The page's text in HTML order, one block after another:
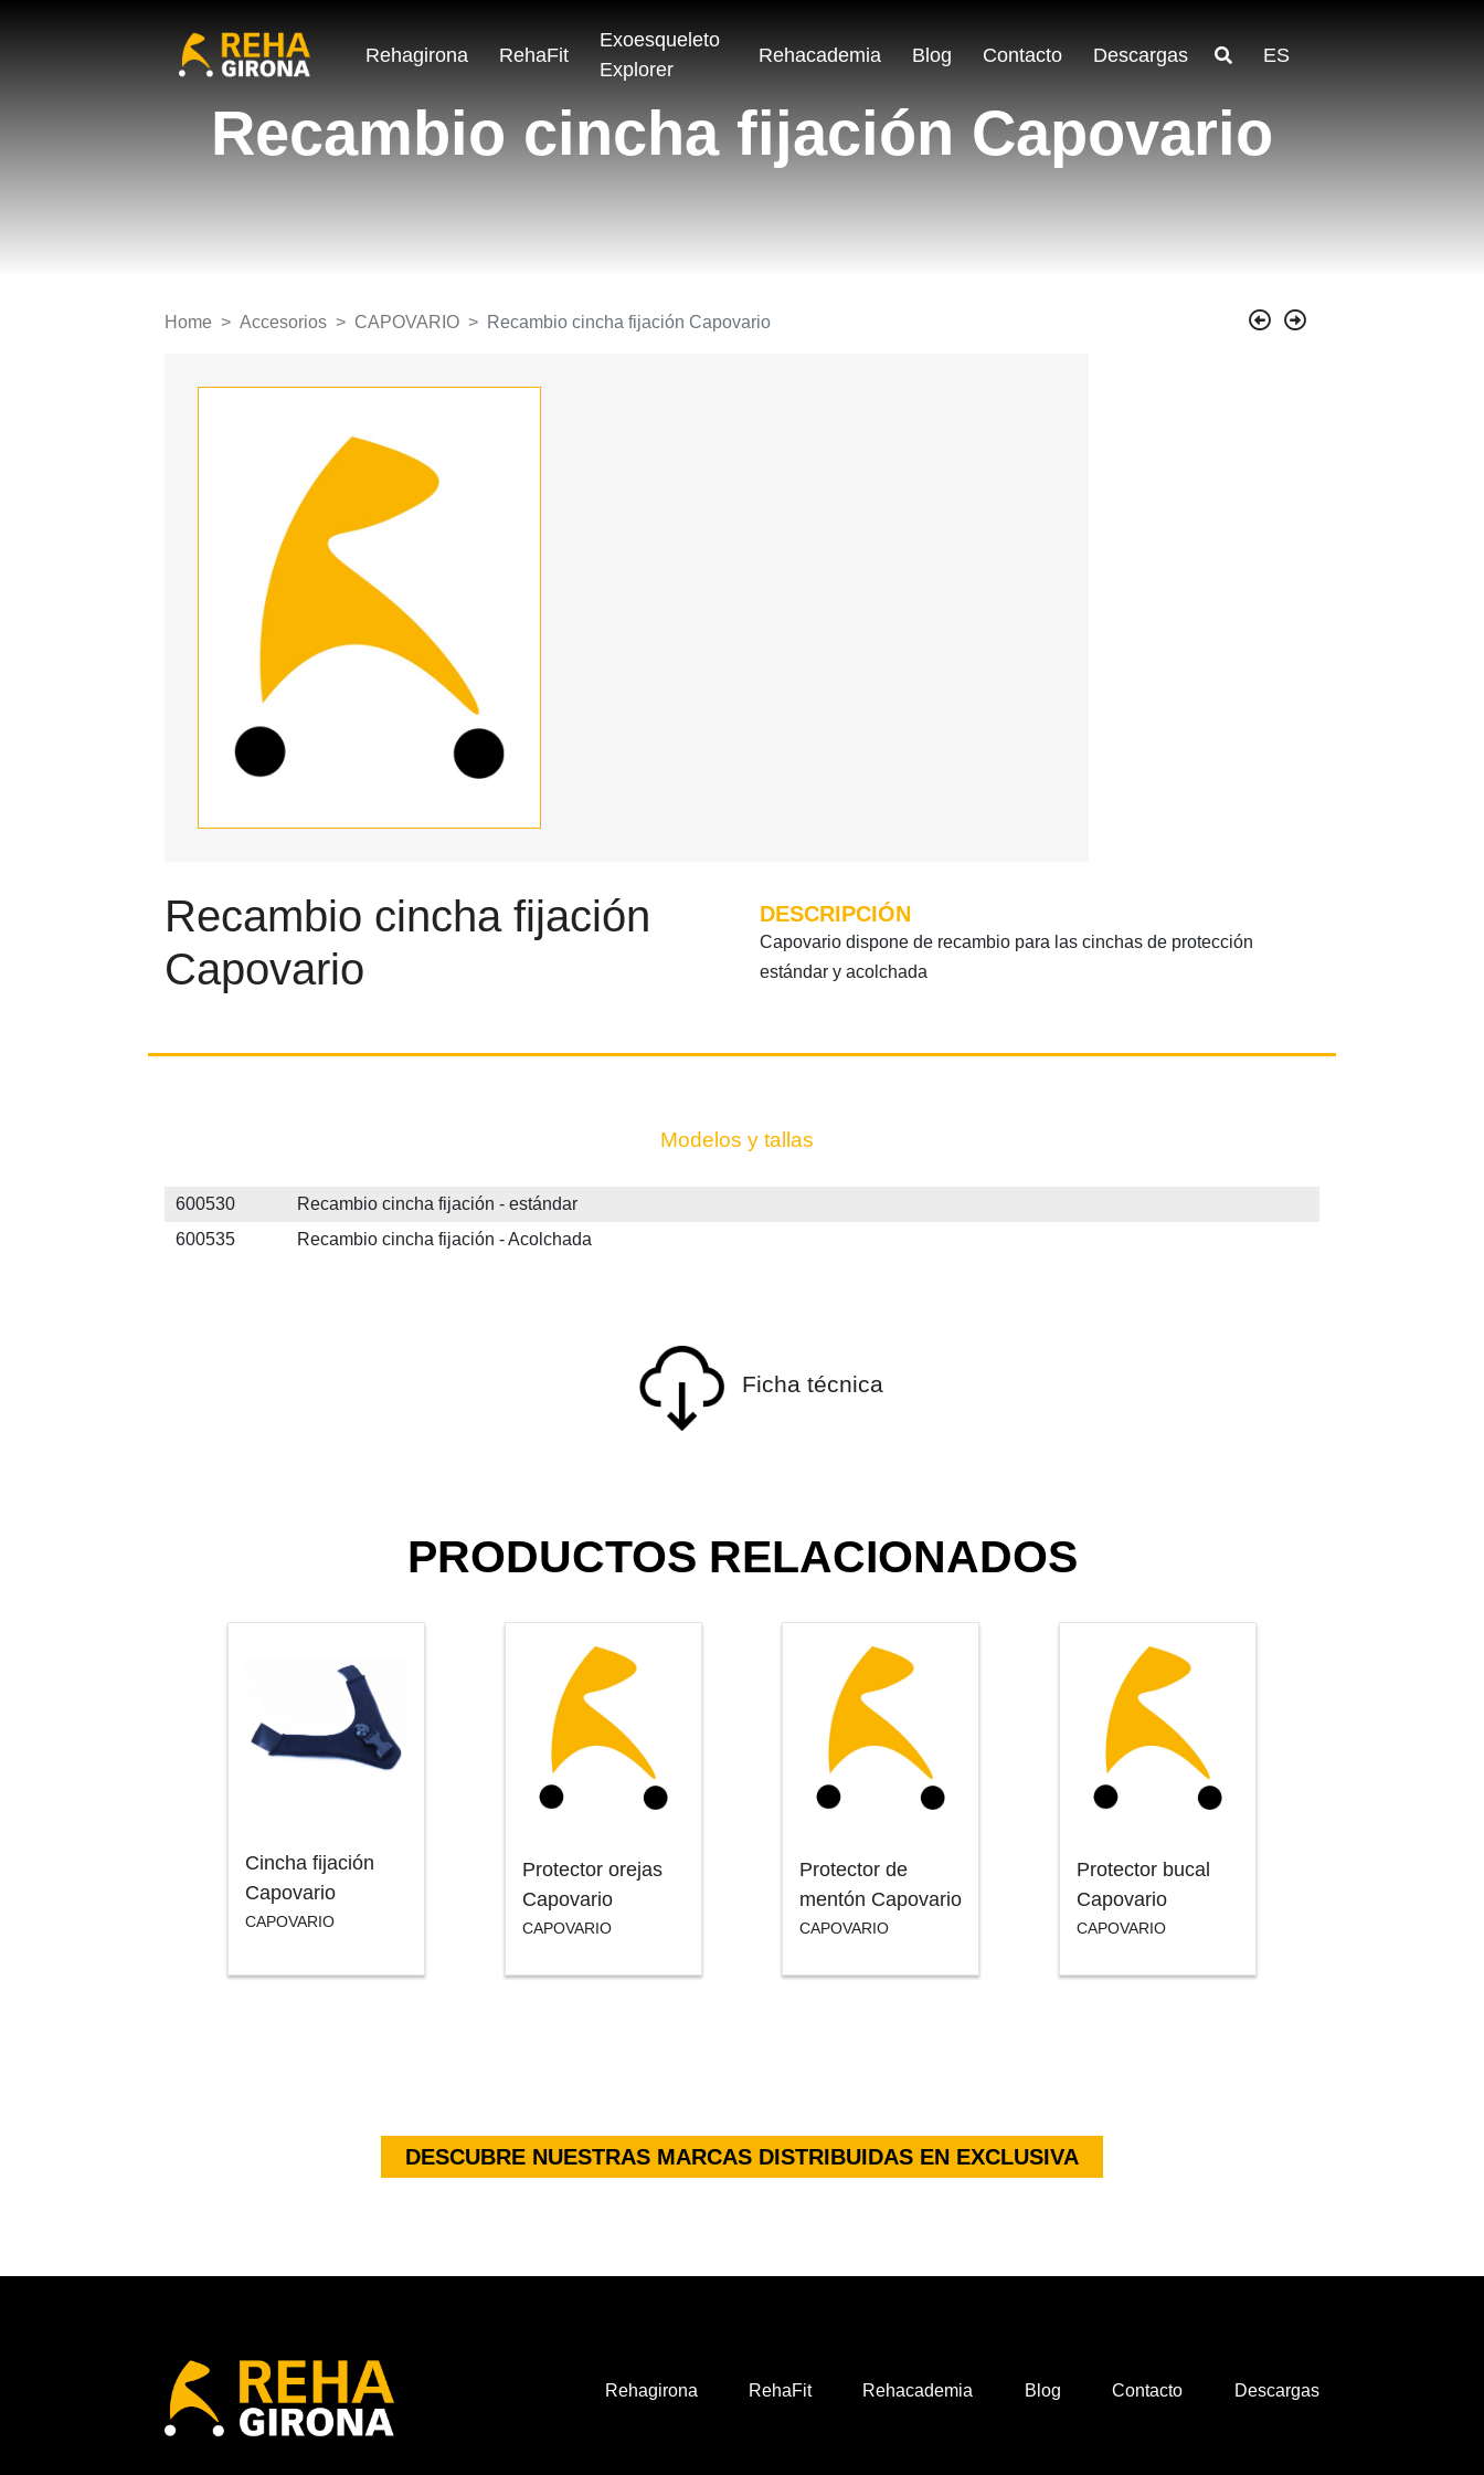
Rehagirona RehaFit
Exoesqueleto
Explorer
Rehacademia Blog Contacto Descargas ES
Recambio cincha fijación Capovario
Home Accesorios CAPOVARIO Recambio cincha fijación Capovario
Recambio cincha fijación
Capovario
DESCRIPCIÓN
Capovario dispone de recambio para las cinchas de protección
estándar y acolchada
Modelos y tallas
600530 Recambio cincha fijación - estándar
600535 Recambio cincha fijación - Acolchada
Ficha técnica
PRODUCTOS RELACIONADOS
Cincha fijación
Capovario
CAPOVARIO
Protector orejas
Capovario
CAPOVARIO
Protector de
mentón Capovario
CAPOVARIO
Protector bucal
Capovario
CAPOVARIO
DESCUBRE NUESTRAS MARCAS DISTRIBUIDAS EN EXCLUSIVA
Rehagirona RehaFit Rehacademia Blog Contacto Descargas